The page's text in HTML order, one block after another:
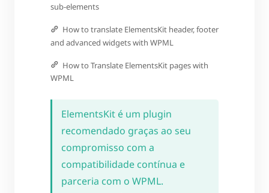
sub-elements
How to translate ElementsKit header, footer
and advanced widgets with WPML
How to Translate ElementsKit pages with
WPML
ElementsKit é um plugin
recomendado graças ao seu
compromisso com a
compatibilidade contínua e
parceria com o WPML.